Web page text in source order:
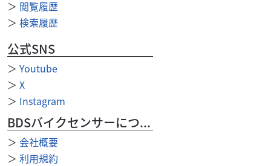
スズキ
ADDRESS 125
本体価格:22
＞ 閲覧履歴
＞ 検索履歴
公式SNS
＞ Youtube
＞ X
＞ Instagram
BDSバイクセンサーについて
＞ 会社概要
＞ 利用規約